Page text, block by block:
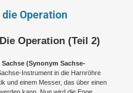
Operation
Operation (Teil 2)
(Synonym Sachse-
Instrument in die Harnröhre
und einem Messer, das über einen
kann. Nun wird die Enge